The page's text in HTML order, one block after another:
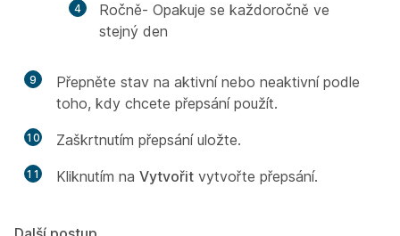
Ročně- Opakuje se každoročně ve
stejný den
9
Přepněte stav na aktivní nebo neaktivní podle
toho, kdy chcete přepsání použít.
10 Zaškrtnutím přepsání uložte.
11 Kliknutím na Vytvořit vytvořte přepsání.